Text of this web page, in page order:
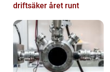
driftsäker året runt